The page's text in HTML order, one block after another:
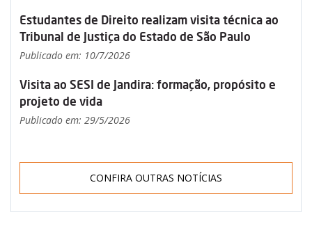
Estudantes de Direito realizam visita técnica ao
Tribunal de Justiça do Estado de São Paulo
Publicado em: 10/7/2026
Visita ao SESI de Jandira: formação, propósito e
projeto de vida
Publicado em: 29/5/2026
CONFIRA OUTRAS NOTÍCIAS